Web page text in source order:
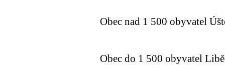
Obec nad 1 500 obyvatel
Obec do 1 500 obyvatel